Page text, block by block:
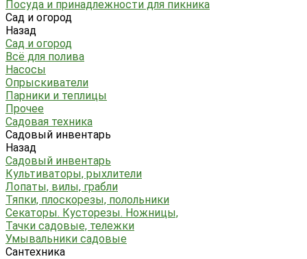
Посуда и принадлежности для пикника
Сад и огород
Назад
Сад и огород
Всё для полива
Насосы
Опрыскиватели
Парники и теплицы
Прочее
Садовая техника
Садовый инвентарь
Назад
Садовый инвентарь
Культиваторы, рыхлители
Лопаты, вилы, грабли
Тяпки, плоскорезы, полольники
Секаторы. Кусторезы. Ножницы,
Тачки садовые, тележки
Умывальники садовые
Сантехника